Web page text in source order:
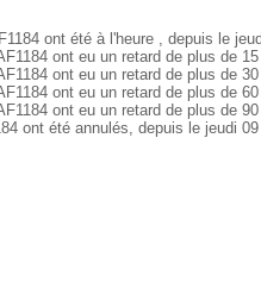
ont été à l'heure , depuis le
ont eu un retard de plus de
ont eu un retard de plus de
ont eu un retard de plus de
ont eu un retard de plus de
ont été annulés, depuis le jeudi